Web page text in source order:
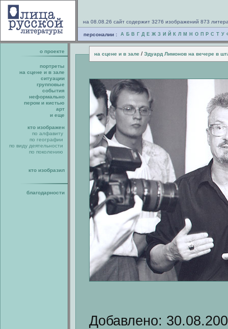
на 08.08.26 сайт содержит 3276 изображений 873
персоналии : А Б В Г Д Е Ж З И Й К Л М Н О П Р С Т У
о проекте на сцене и в зале / Эдуард Лимонов на вечере в
портреты
на сцене и в зале
ситуации
групповые
события
неформально
пером и кистью
арт
и еще
кто изображен
по алфавиту
по географии
по виду деятельности
по поколению
кто изобразил
благодарности
Добавлено: